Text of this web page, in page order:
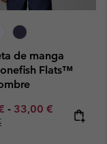
de manga
Flats™
sale price:
- Maximum sale
33,00 € Regular